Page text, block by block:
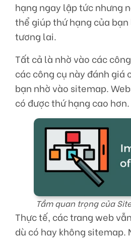
hạng ngay lập tức nhưng
thể giúp thứ hạng của
tương lai.
Tất cả là nhờ vào các
các công cụ này đánh giá
bạn nhờ vào sitemap.
có được thứ hạng cao hơn.
Tầm quan trọng của
Thực tế, các trang web
dù có hay không sitemap.